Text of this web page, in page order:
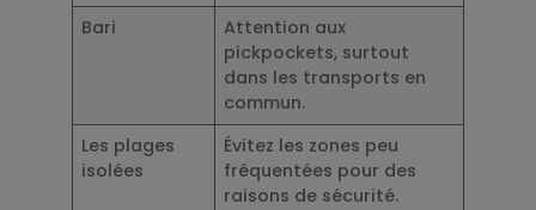
Bari
Attention aux
pickpockets, surtout
dans les transports en
commun.
Les plages
isolées
Évitez les zones peu
fréquentées pour des
raisons de sécurité.